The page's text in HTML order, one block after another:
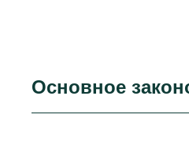
Основное